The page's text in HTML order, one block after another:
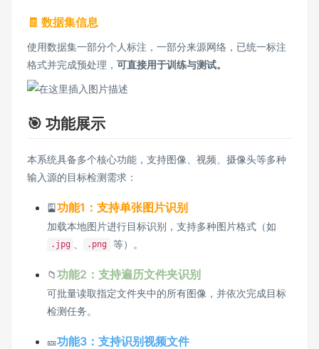
🧾 数据集信息
使用数据集一部分个人标注，一部分来源网络，已统一标注
格式并完成预处理， 可直接用于训练与测试。
🎯 功能展示
本系统具备多个核心功能，支持图像、视频、摄像头等多种
输入源的目标检测需求：
🎴功能1：支持单张图片识别
加载本地图片进行目标识别，支持多种图片格式（如
.jpg .png 等）。
📁功能2：支持遍历文件夹识别
可批量读取指定文件夹中的所有图像，并依次完成目标
检测任务。
🎫功能3：支持识别视频文件